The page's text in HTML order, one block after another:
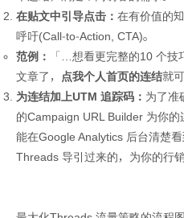
在贴文中引导点击： 在有价值的
呼吁(Call-to-Action, CTA)。
范例：
「…想看更完整的10 个技
文章了，
点我个人首页的连结就
为连结加上UTM 追踪码： 为了准
的Campaign URL Builder 为你
能在Google Analytics 后台清楚
Threads 导引过来的，为你的行